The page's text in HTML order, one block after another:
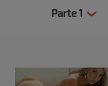
Parte 1